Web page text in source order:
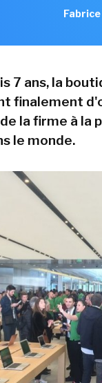
7 ans, la
finalement
la firme à la
le monde.